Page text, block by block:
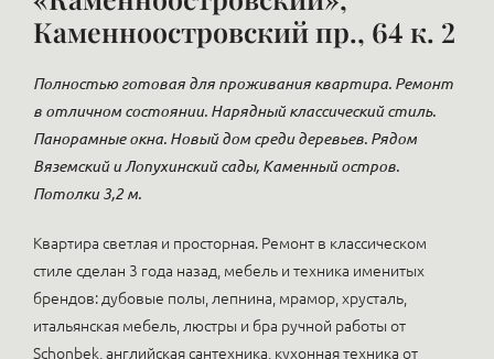
Каменноостровский пр., 64 к. 2
Полностью готовая для проживания квартира. Ремонт
в отличном состоянии. Нарядный классический стиль.
Панорамные окна. Новый дом среди деревьев. Рядом
Вяземский и Лопухинский сады, Каменный остров.
Потолки 3,2 м.
Квартира светлая и просторная. Ремонт в классическом
стиле сделан 3 года назад, мебель и техника именитых
брендов: дубовые полы, лепнина, мрамор, хрусталь,
итальянская мебель, люстры и бра ручной работы от
Schonbek, английская сантехника, кухонная техника от